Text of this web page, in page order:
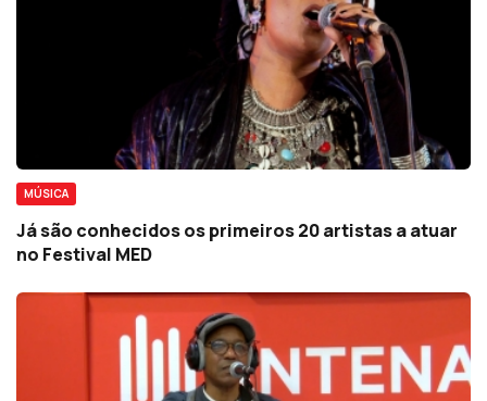
MÚSICA
Já são conhecidos os primeiros 20 artistas a atuar
no Festival MED